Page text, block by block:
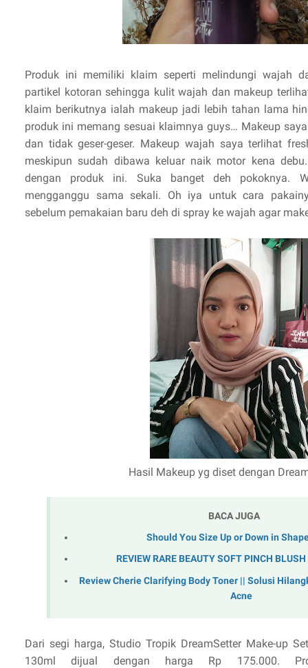
Produk ini memiliki klaim seperti melindungi wajah
partikel kotoran sehingga kulit wajah dan makeup
klaim berikutnya ialah makeup jadi lebih tahan lama
produk ini memang sesuai klaimnya guys… Makeup
dan tidak geser-geser. Makeup wajah saya terlihat
meskipun sudah dibawa keluar naik motor kena
dengan produk ini. Suka banget deh pokoknya.
mengganggu sama sekali. Oh iya untuk cara
sebelum pemakaian baru deh di spray ke wajah agar
Hasil Makeup yg diset dengan
BACA JUGA
Should You Size Up or Down in
REVIEW RARE BEAUTY SOFT PINCH
Review Cherie Clarifying Body Toner || Solusi
Acne
Dari segi harga, Studio Tropik DreamSetter Make-up
130ml dijual dengan harga Rp 175.000.